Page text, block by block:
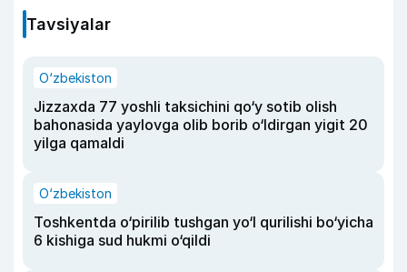
Tavsiyalar
O‘zbekiston
Jizzaxda 77 yoshli taksichini qo‘y sotib olish
bahonasida yaylovga olib borib o‘ldirgan yigit 20
yilga qamaldi
O‘zbekiston
Toshkentda o‘pirilib tushgan yo‘l qurilishi bo‘yicha
6 kishiga sud hukmi o‘qildi